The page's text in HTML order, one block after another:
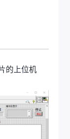
的上位机